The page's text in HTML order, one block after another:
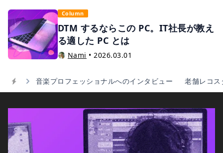
Column
DTM するならこの PC。IT社長が教え
る適した PC とは
Nami •2026.03.01
音楽プロフェッショナルへのインタビュー 老舗レコ